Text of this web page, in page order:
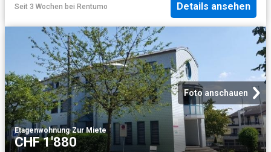
Seit 3 Wochen bei Rentumo Details ansehen
Foto anschauen
Etagenwohnung·Zur Miete
CHF 1'880